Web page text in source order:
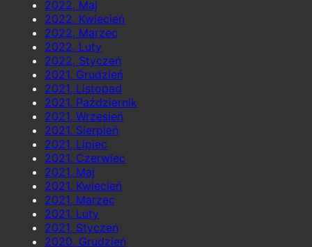
2022, Maj
2022, Kwiecień
2022, Marzec
2022, Luty
2022, Styczeń
2021, Grudzień
2021, Listopad
2021, Październik
2021, Wrzesień
2021, Sierpień
2021, Lipiec
2021, Czerwiec
2021, Maj
2021, Kwiecień
2021, Marzec
2021, Luty
2021, Styczeń
2020, Grudzień